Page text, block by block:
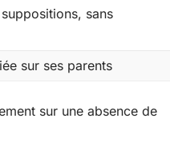
sans
sur ses parents
sur une absence de